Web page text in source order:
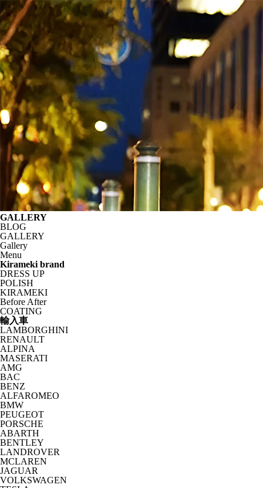
GALLERY
BLOG
GALLERY
Gallery
Menu
Kirameki brand
DRESS UP
POLISH
KIRAMEKI
Before After
COATING
輸入車
LAMBORGHINI
RENAULT
ALPINA
MASERATI
AMG
BAC
BENZ
ALFAROMEO
BMW
PEUGEOT
PORSCHE
ABARTH
BENTLEY
LANDROVER
MCLAREN
JAGUAR
VOLKSWAGEN